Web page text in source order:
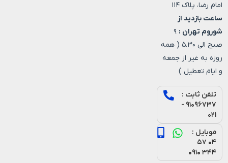
امام رضا، پلاک ۱۱۴
ساعت بازدید از
شوروم تهران : ۹
صبح الی ۵.۳۰ ( همه
روزه به غیر از جمعه
و ایام تعطیل )
تلفن ثابت :
۹۱۰۹۶۷۳۷ -
۰۲۱
موبایل :
۰۴ ۵۷
۳۴۴ ۰۹۱۰